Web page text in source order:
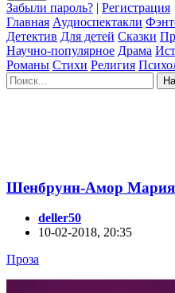
Забыли пароль? | Регистрация
Главная Аудиоспектакли
Детектив Для детей Сказки
Научно-популярное Драма
Романы Стихи Религия
Шенбрунн-Амор
deller50
10-02-2018, 20:35
Проза